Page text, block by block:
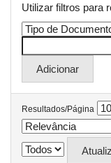
Utilizar filtros para
Resultados/Página